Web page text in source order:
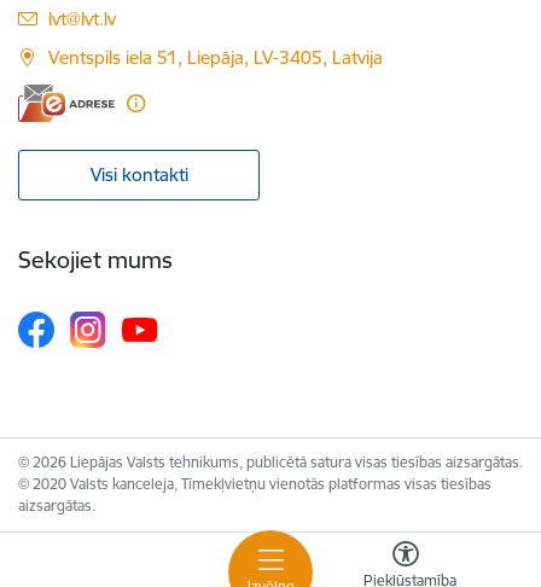
Piekļūstamība
E-pasts:
lvt@lvt.lv
Ventspils iela 51, Liepāja, LV-3405, Latvija
Visi kontakti
Sekojiet mums
© 2026 Liepājas Valsts tehnikums, publicētā satura visas tiesības aizsargātas.
© 2020 Valsts kanceleja, Tīmekļvietņu vienotās platformas visas tiesības
aizsargātas.